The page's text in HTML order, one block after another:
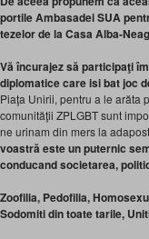
portile Ambasadei SUA
tezelor de la Casa Alba-
Vă încurajez să participaţi
diplomatice care isi bat joc
Piaţa Unirii, pentru a le arăta
comunităţii ZPLGBT sunt
ne urinam din mers la
voastră este un puternic
conducand societarea,
Zoofilia, Pedofilia,
Sodomiti din toate tarile,